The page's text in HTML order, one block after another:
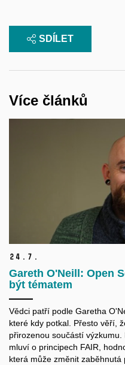
SDÍLET
Více článků
24. 7.
Gareth O'Neill: Open
být tématem
Vědci patří podle Garetha
které kdy potkal. Přesto věří,
přirozenou součástí
mluví o principech FAIR,
která může změnit zaběhnutá